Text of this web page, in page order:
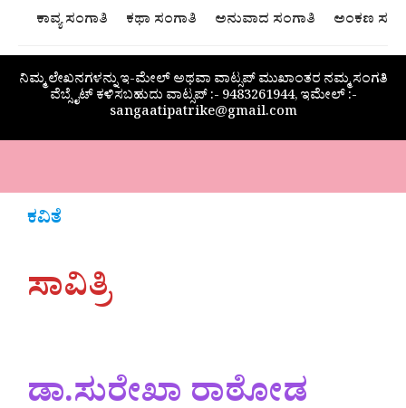
ಕಾವ್ಯ ಸಂಗಾತಿ ಕಥಾ ಸಂಗಾತಿ ಅನುವಾದ ಸಂಗಾತಿ ಅಂಕಣ
ನಿಮ್ಮ ಲೇಖನಗಳನ್ನು ಇ-ಮೇಲ್ ಅಥವಾ ವಾಟ್ಸಪ್ ಮುಖಾಂತರ ನಮ್ಮ ಸಂಗತಿ
ವೆಬ್ಸೈಟ್ ಕಳಿಸಬಹುದು ವಾಟ್ಸಪ್‌ :- 9483261944, ಇಮೇಲ್ :-
sangaatipatrike@gmail.com
ಕವಿತೆ
ಸಾವಿತ್ರಿ